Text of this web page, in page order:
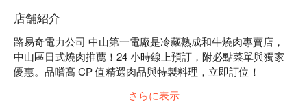
店舗紹介
路易奇電力公司 中山第一電廠是冷藏熟成和牛燒肉專賣店，
中山區日式燒肉推薦！24 小時線上預訂，附必點菜單與獨家
優惠。品嚐高 CP 值精選肉品與特製料理，立即訂位！
森佐起司、真理丼、日本頂級和牛小排、美國極上生蛋拌牛
さらに表示